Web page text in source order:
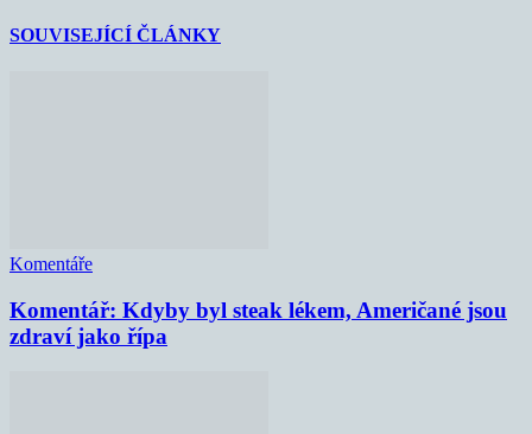
SOUVISEJÍCÍ ČLÁNKY
Komentáře
Komentář: Kdyby byl steak lékem, Američané jsou
zdraví jako řípa